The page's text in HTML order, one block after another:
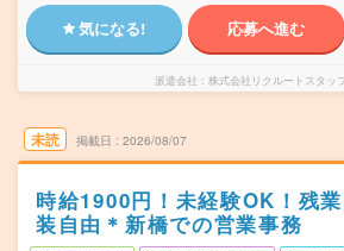
気になる! 応募へ進む
派遣会社 株式会社リクルートスタッ
未読 掲載日 2026/08/07
時給1900円！未経験OK！残
装自由＊新橋での営業事務